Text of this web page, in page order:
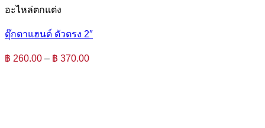
อะไหล่ตกแต่ง
ตุ๊กตาแฮนด์ ตัวตรง 2″
฿ 260.00 – ฿ 370.00Price